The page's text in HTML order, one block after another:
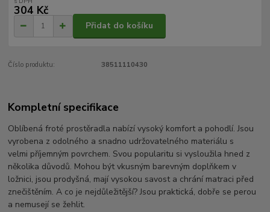
304 Kč
Přidat do košíku
Číslo produktu: 38511110430
Kompletní specifikace
Oblíbená froté prostěradla nabízí vysoký komfort a pohodlí. Jsou
vyrobena z odolného a snadno udržovatelného materiálu s
velmi příjemným povrchem. Svou popularitu si vysloužila hned z
několika důvodů. Mohou být vkusným barevným doplňkem v
ložnici, jsou prodyšná, mají vysokou savost a chrání matraci před
znečištěním. A co je nejdůležitější? Jsou praktická, dobře se perou
a nemusejí se žehlit.